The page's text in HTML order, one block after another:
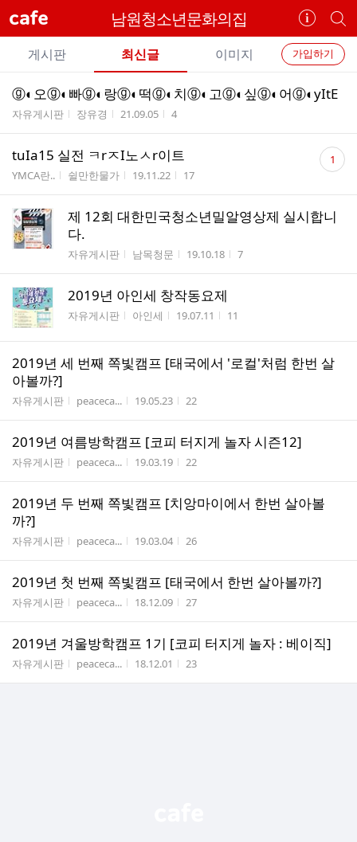
cafe 남원청소년문화의집
카
페
정
보
보
기
개
별
카
페
검
색
카
페
메
뉴
가입하기
게시판 최신글 이미지
전
체
글
리
ⓖ◐오ⓖ◐빠ⓖ◐랑ⓖ◐떡ⓖ◐치ⓖ◐고ⓖ◐싶ⓖ◐어ⓖ◐yItE
게시판명
자유게시판 작성자
장유경 작성시간
21.09.05 조회수
4
tuIa15 실전 ㅋrㅈI노ㅅr이트
게시판명
YMCA란.. 작성자
쉴만한물가 작성시간
19.11.22 조회수
17
댓
글 1
제 12회 대한민국청소년밀알영상제 실시합니
다.
게시판명
자유게시판 작성자
남목청문 작성시간
19.10.18 조회수
7
2019년 아인세 창작동요제
게시판명
자유게시판 작성자
아인세 작성시간
19.07.11 조회수
11
2019년 세 번째 쪽빛캠프 [태국에서 '로컬'처럼 한번 살
아볼까?]
게시판명
자유게시판 작성자
peaceca... 작성시간
19.05.23 조회수
22
2019년 여름방학캠프 [코피 터지게 놀자 시즌12]
게시판명
자유게시판 작성자
peaceca... 작성시간
19.03.19 조회수
22
2019년 두 번째 쪽빛캠프 [치앙마이에서 한번 살아볼
까?]
게시판명
자유게시판 작성자
peaceca... 작성시간
19.03.04 조회수
26
2019년 첫 번째 쪽빛캠프 [태국에서 한번 살아볼까?]
게시판명
자유게시판 작성자
peaceca... 작성시간
18.12.09 조회수
27
2019년 겨울방학캠프 1기 [코피 터지게 놀자 : 베이직]
게시판명
자유게시판 작성자
peaceca... 작성시간
18.12.01 조회수
23